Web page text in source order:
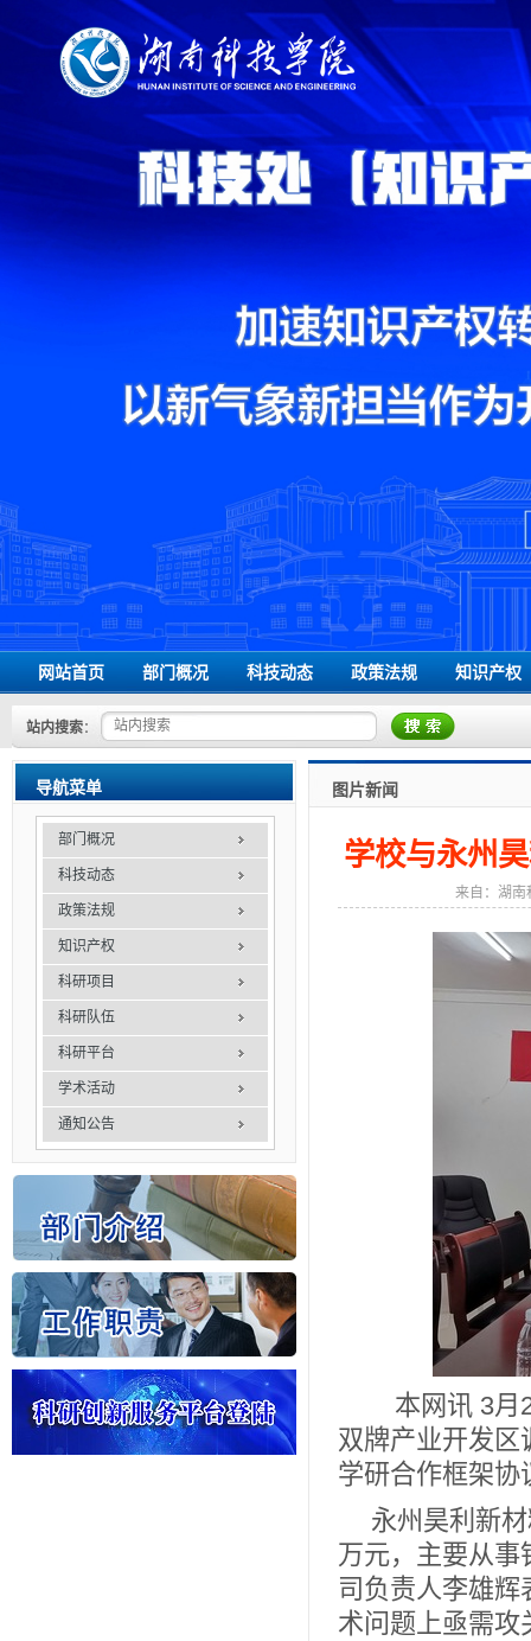
网站首页 部门概况
领导信息
组织机构
联系我们
科技动态 政策法规
国家级相关文件
省级相关文件
学校相关文件
知识产权
站内搜索：
导航菜单
部门概况
科技动态
政策法规
知识产权
科研项目
科研队伍
科研平台
学术活动
通知公告
图片新闻
学校与永州
来自：湖
本网讯 3月
双牌产业开发区
学研合作框架协
永州昊利新
万元，主要从事
司负责人李雄
术问题上亟需攻